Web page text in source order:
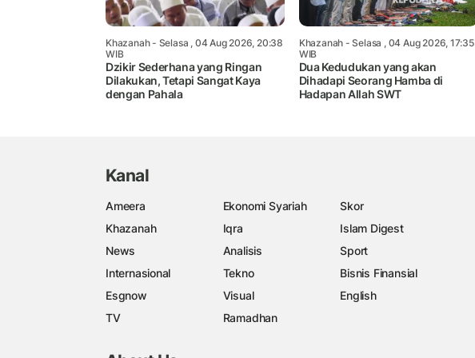
Khazanah- Selasa , 04 Aug 2026, 20:38
WIB
Dzikir Sederhana yang Ringan
Dilakukan, Tetapi Sangat Kaya
dengan Pahala
Khazanah - Selasa , 04 Aug 2026, 17:35
WIB
Dua Kedudukan yang akan
Dihadapi Seorang Hamba di
Hadapan Allah SWT
Kanal
Ameera Ekonomi Syariah
Skor
Khazanah
Iqra
Islam Digest
News
Analisis
Sport
Internasional
Tekno
Bisnis Finansial
Esgnow
Visual
English
TV
Ramadhan